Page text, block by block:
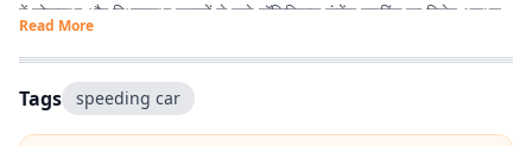
में लोकसभा और विधानसभा चुनावों से जुड़े पॉलिटिकल कंटेंट राइटिंग का विशेष अनुभव
प्राप्त किया। इसके अतिरिक्त उन्होंने
किया है, जिसके कारण साहित्य, पठन-पाठन, लेखन और कविता-सृजन में उनकी विशेष
रुचि है। सटीक, निष्पक्ष और प्रभावशाली लेखन के माध्यम से पाठकों तक विश्वसनीय
जानकारी पहुँचाना उनकी पेशेवर पहचान है।
Read More
Tags speeding car